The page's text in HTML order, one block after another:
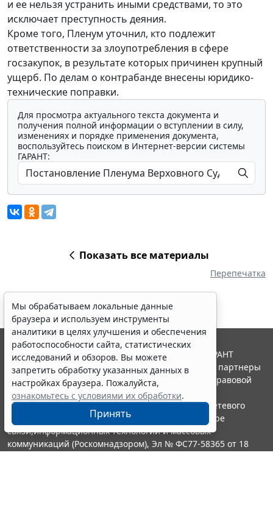
и ее нельзя устранить иными средствами, то это
исключает преступность деяния.
Кроме того, Пленум уточнил, кто подлежит
ответственности за злоупотребления в сфере
госзакупок, в результате которых причинен крупный
ущерб. По делам о контрабанде внесены юридико-
технические поправки.
Для просмотра актуального текста документа и
получения полной информации о вступлении в силу,
изменениях и порядке применения документа,
воспользуйтесь поиском в Интернет-версии системы
ГАРАНТ:
Показать все материалы
Перепечатка
Мы обрабатываем локальные данные
браузера и используем инструменты
аналитики в целях улучшения и обеспечения
работоспособности сайта, статистических
исследований и обзоров. Вы можете
запретить обработку указанных данных в
настройках браузера. Пожалуйста,
ознакомьтесь с условиями их обработки.
Принять
© ООО "НПП "ГАРАНТ-СЕРВИС", 2026. Система ГАРАНТ
выпускается с 1990 года. Компания "Гарант" и ее партнеры
являются участниками Российской ассоциации правовой
информации ГАРАНТ.
Портал ГАРАНТ.РУ зарегистрирован в качестве сетевого
издания Федеральной службой по надзору в сфере
связи,информационных технологий и массовых
коммуникаций (Роскомнадзором), Эл № ФС77-58365 от 18